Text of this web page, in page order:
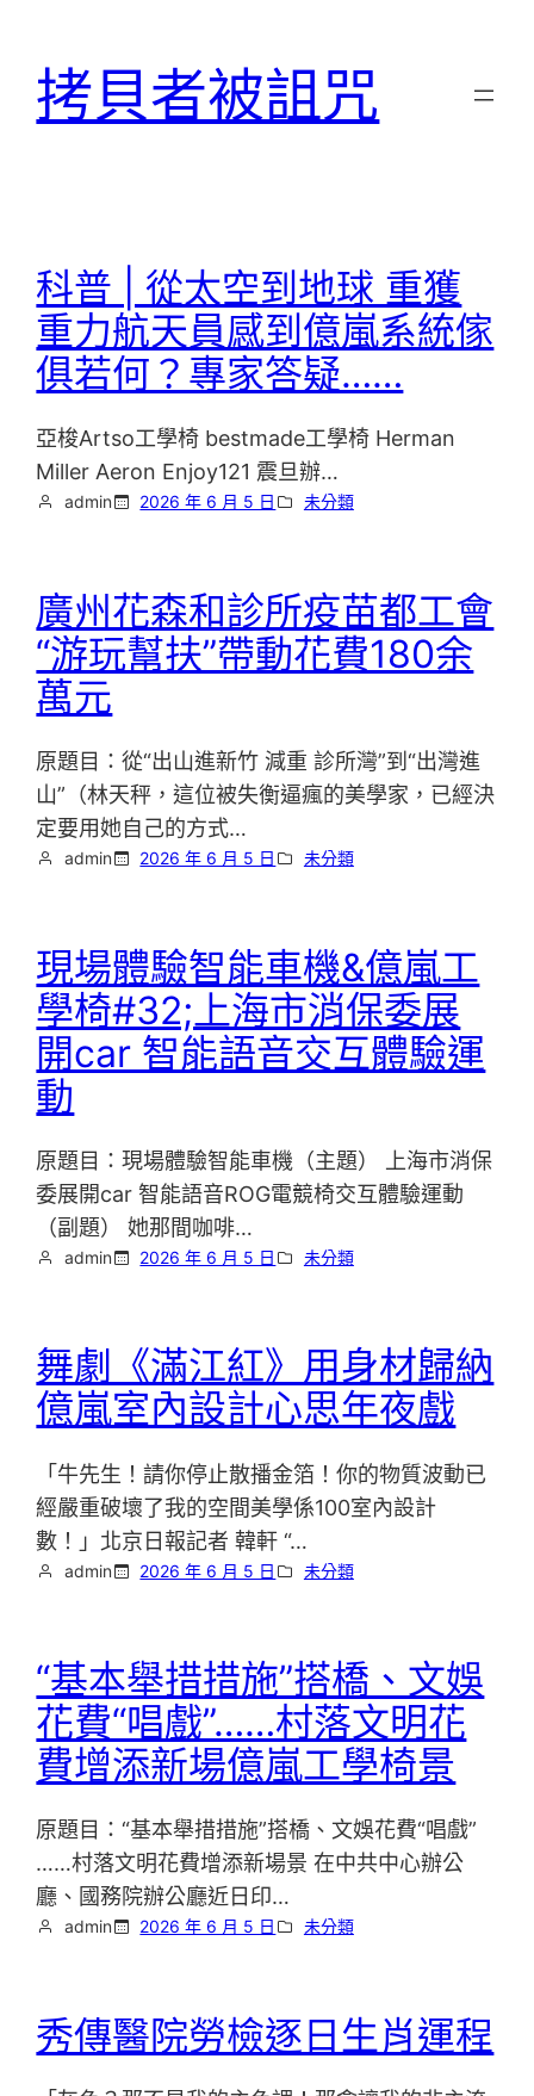
拷貝者被詛咒
科普 | 從太空到地球 重獲
重力航天員感到億嵐系統傢
俱若何？專家答疑……
亞梭Artso工學椅 bestmade工學椅 Herman
Miller Aeron Enjoy121 震旦辦…
admin 2026 年 6 月 5 日 未分類
廣州花森和診所疫苗都工會
“游玩幫扶”帶動花費180余
萬元
原題目：從“出山進新竹 減重 診所灣”到“出灣進
山”（林天秤，這位被失衡逼瘋的美學家，已經決
定要用她自己的方式…
admin 2026 年 6 月 5 日 未分類
現場體驗智能車機&億嵐工
學椅#32;上海市消保委展
開car 智能語音交互體驗運
動
原題目：現場體驗智能車機（主題） 上海市消保
委展開car 智能語音ROG電競椅交互體驗運動
（副題） 她那間咖啡…
admin 2026 年 6 月 5 日 未分類
舞劇《滿江紅》用身材歸納
億嵐室內設計心思年夜戲
「牛先生！請你停止散播金箔！你的物質波動已
經嚴重破壞了我的空間美學係100室內設計
數！」北京日報記者 韓軒 “…
admin 2026 年 6 月 5 日 未分類
“基本舉措措施”搭橋、文娛
花費“唱戲”……村落文明花
費增添新場億嵐工學椅景
原題目：“基本舉措措施”搭橋、文娛花費“唱戲”
……村落文明花費增添新場景 在中共中心辦公
廳、國務院辦公廳近日印…
admin 2026 年 6 月 5 日 未分類
秀傳醫院勞檢逐日生肖運程